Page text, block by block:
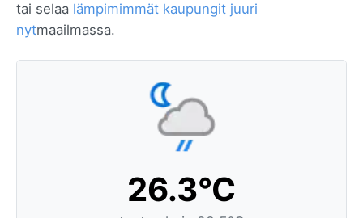
tai selaa lämpimimmät kaupungit juuri
nytmaailmassa.
26.3°C